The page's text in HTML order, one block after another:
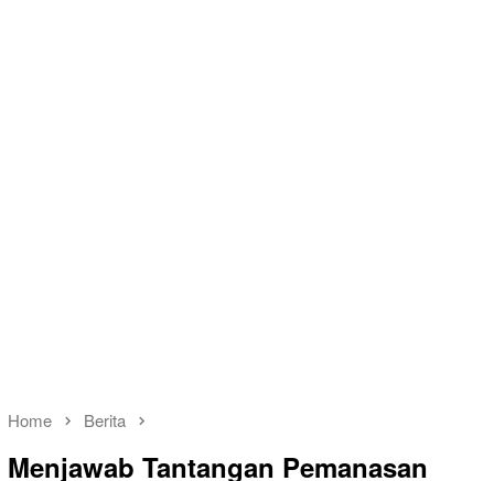
Home Berita
Menjawab Tantangan Pemanasan